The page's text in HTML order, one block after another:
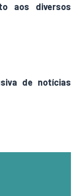
aos diversos
de notícias